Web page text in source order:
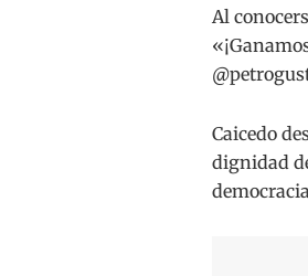
Al
Caicedo
dignidad